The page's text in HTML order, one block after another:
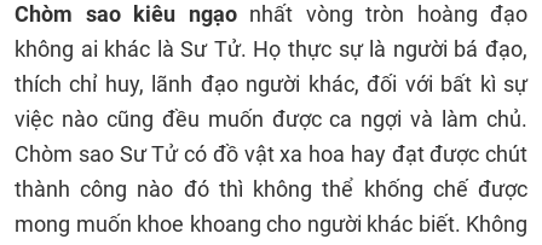
Chòm sao kiêu ngạonhất vòng tròn hoàng đạo
không ai khác là Sư Tử. Họ thực sự là người bá đạo,
thích chỉ huy, lãnh đạo người khác, đối với bất kì sự
việc nào cũng đều muốn được ca ngợi và làm chủ.
Chòm sao Sư Tử có đồ vật xa hoa hay đạt được chút
thành công nào đó thì không thể khống chế được
mong muốn khoe khoang cho người khác biết. Không